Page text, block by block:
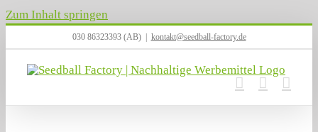
Zum Inhalt springen
030 86323393 (AB) kontakt@seedball-factory.de